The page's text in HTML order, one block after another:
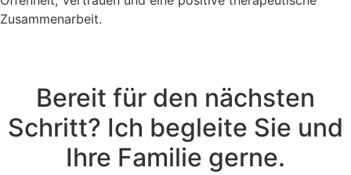
Zusammenarbeit.
Bereit für den nächsten
Schritt? Ich begleite Sie und
Ihre Familie gerne.